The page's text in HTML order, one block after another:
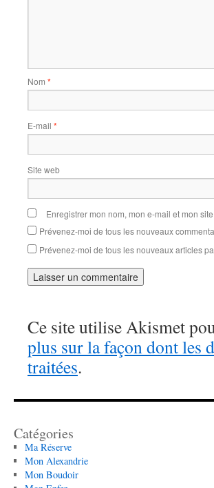
Nom *
E-mail *
Site web
Enregistrer mon nom, mon e-mail et mon
Prévenez-moi de tous les nouveaux
Prévenez-moi de tous les nouveaux articles
Ce site utilise Akismet
plus sur la façon dont les
traitées.
Catégories
Ma Réserve
Mon Alexandrie
Mon Boudoir